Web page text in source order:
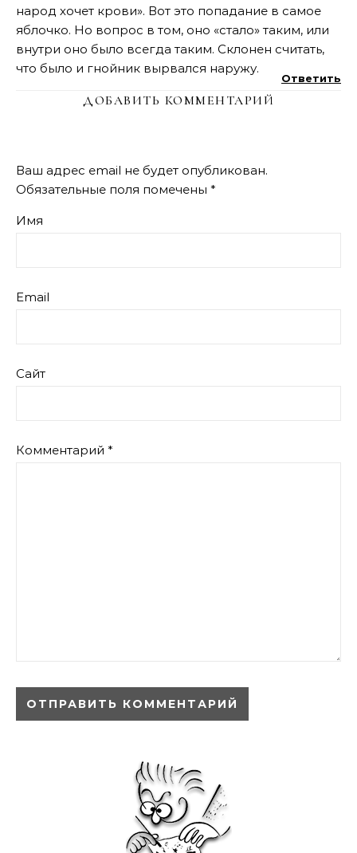
народ хочет крови». Вот это попадание в самое
яблочко. Но вопрос в том, оно «стало» таким, или
внутри оно было всегда таким. Склонен считать,
что было и гнойник вырвался наружу.
Ответить
ДОБАВИТЬ КОММЕНТАРИЙ
Ваш адрес email не будет опубликован.
Обязательные поля помечены *
Имя
Email
Сайт
Комментарий *